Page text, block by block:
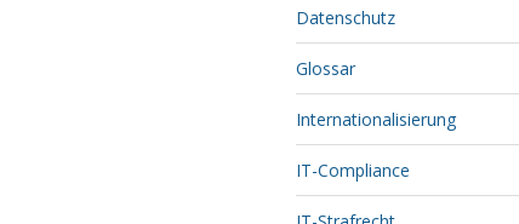
Datenschutz
Glossar
Internationalisierung
IT-Compliance